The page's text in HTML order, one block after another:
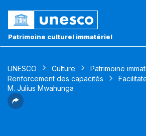
Patrimoine culturel immatériel
UNESCO Culture
Patrimoine
Renforcement des capacités
M. Julius Mwahunga